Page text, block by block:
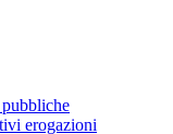
erogazioni